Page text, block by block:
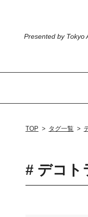
Presented by Tokyo
TOP タグ一覧
# デコト